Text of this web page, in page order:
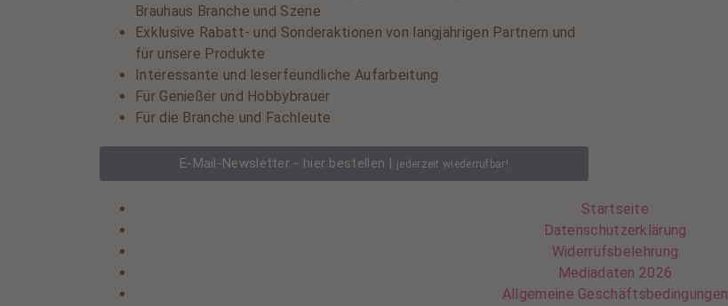
Brauhaus Branche und Szene
Exklusive Rabatt- und Sonderaktionen von langjährigen Partnern und
für unsere Produkte
Interessante und leserfeundliche Aufarbeitung
Für Genießer und Hobbybrauer
Für die Branche und Fachleute
E-Mail-Newsletter - hier bestellen | jederzeit wiederrufbar!
Startseite
Datenschutzerklärung
Widerrufsbelehrung
Mediadaten 2026
Allgemeine Geschäftsbedingungen